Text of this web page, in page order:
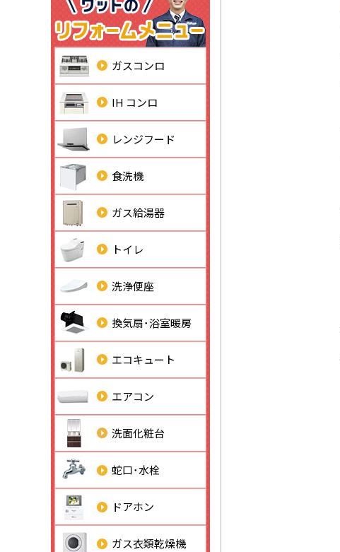
ガスコンロ
IH コンロ
レンジフード
食洗機
ガス給湯器
トイレ
洗浄便座
換気扇･浴室暖房
エコキュート
エアコン
洗面化粧台
蛇口･水栓
ドアホン
ガス衣類乾燥機